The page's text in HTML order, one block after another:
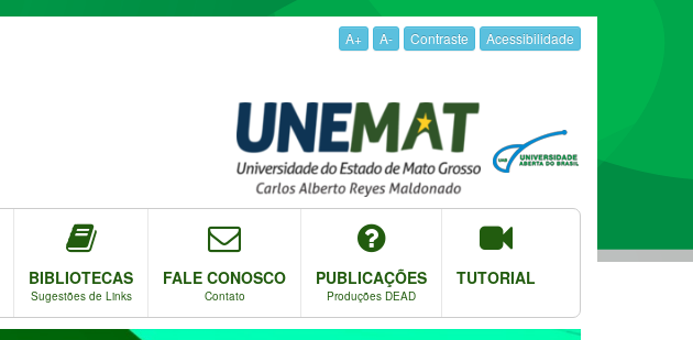
A+ A- Contraste Acessibilidade
BIBLIOTECAS
Sugestões de Links
FALE CONOSCO
Contato
PUBLICAÇÕES
Produções DEAD
TUTORIAL